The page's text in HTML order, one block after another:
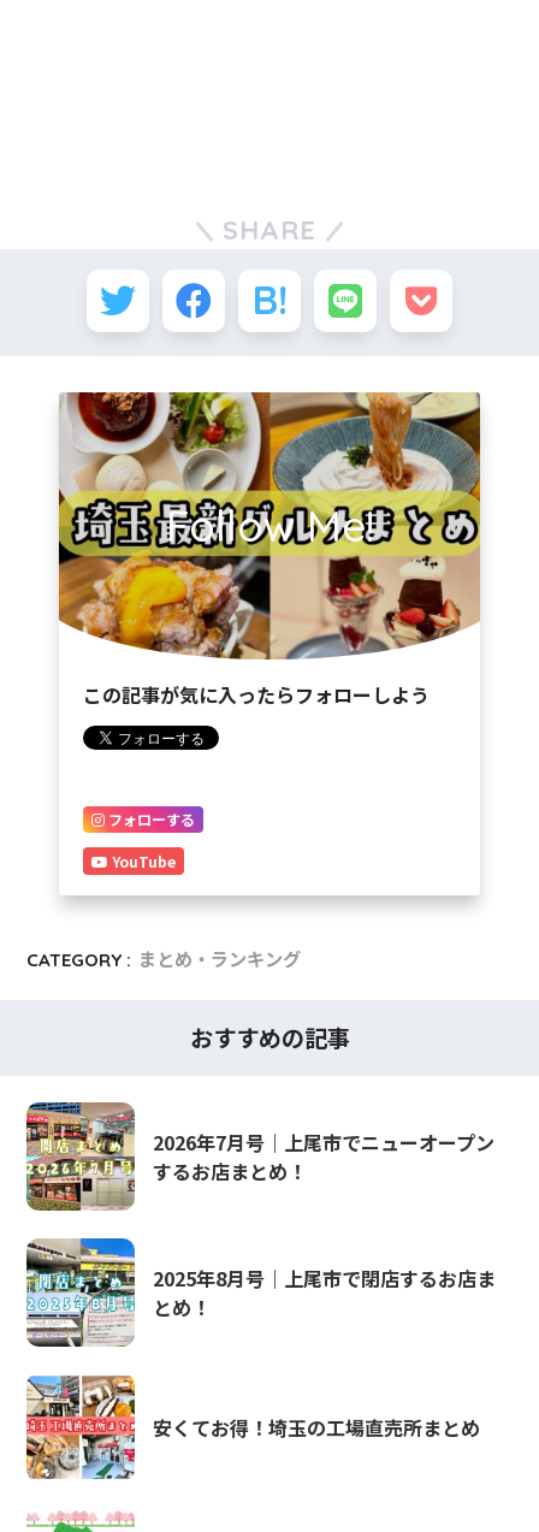
SHARE
Follow Me!
この記事が気に入ったらフォローしよう
フォローする
YouTube
CATEGORY : まとめ・ランキング
おすすめの記事
2026年7月号｜上尾市でニューオープン
するお店まとめ！
2025年8月号｜上尾市で閉店するお店ま
とめ！
安くてお得！埼玉の工場直売所まとめ